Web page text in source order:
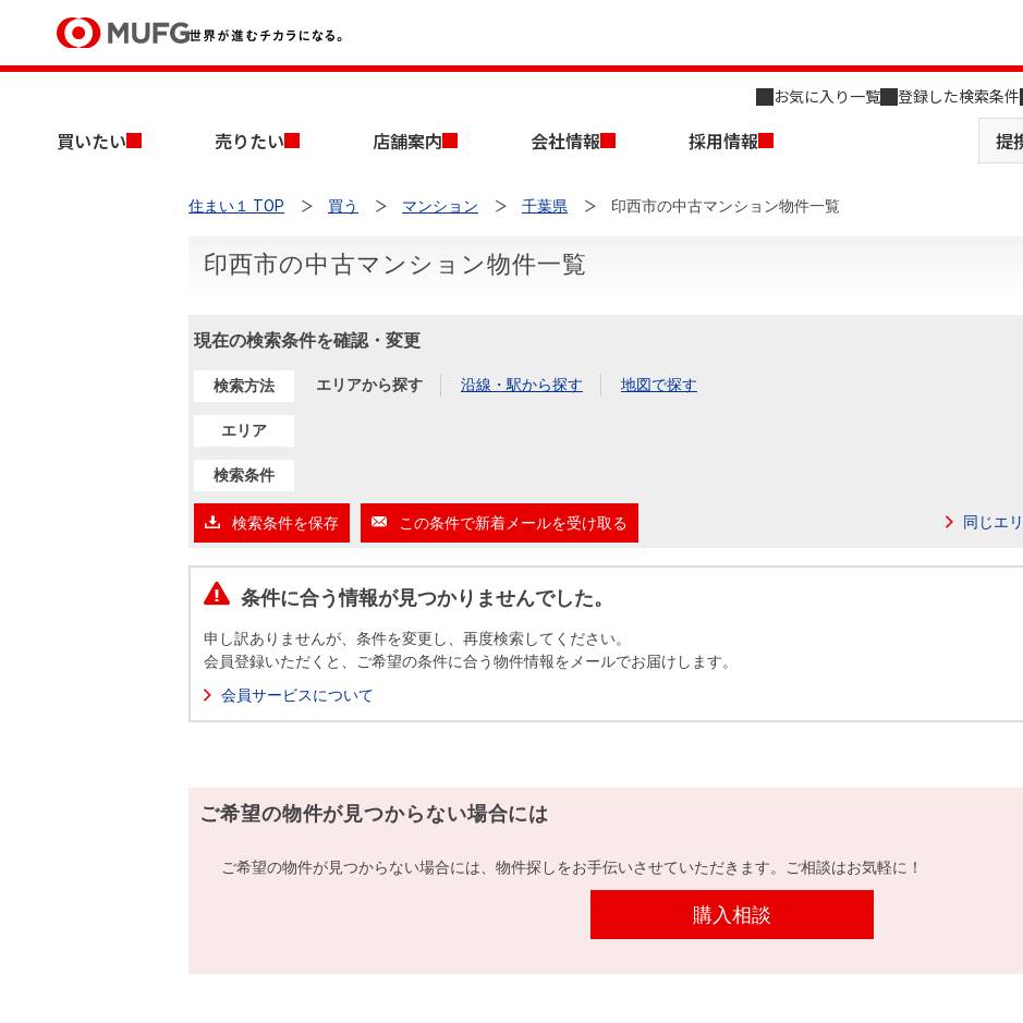
お気に入り一覧 登録した検索条件
買いたい 売りたい 店舗案内 会社情報 採用情報 提
買いたいTOP
中古マンションを探す 新築・中古一戸建てを探す
投資用物件を探す
購入向けサービス
住まいと暮らしの税金の本（電子ブック） 購入ガイド
売りたいTOP
無料査定 売却相談
売却時手取り金額試算
売却向けサービス
住まいと暮らしの税金の本（電子ブック） 売却ガイド
店舗案内TOP
会社情報TOP
採用情報TOP
売りたい
住まい１ TOP 買う マンション 千葉県 印西市の中古マンション物件一覧
印西市の中古マンション物件一覧
現在の検索条件を確認・変更
検索方法 エリアから探す 沿線・駅から探す 地図で探す
エリア
検索条件
検索条件を保存 この条件で新着メールを受け取る 同じエ
条件に合う情報が見つかりませんでした。
申し訳ありませんが、条件を変更し、再度検索してください。
会員登録いただくと、ご希望の条件に合う物件情報をメールでお届けします。
会員サービスについて
ご希望の物件が見つからない場合には
ご希望の物件が見つからない場合には、物件探しをお手伝いさせていただきます。ご相談はお気軽に！
購入相談